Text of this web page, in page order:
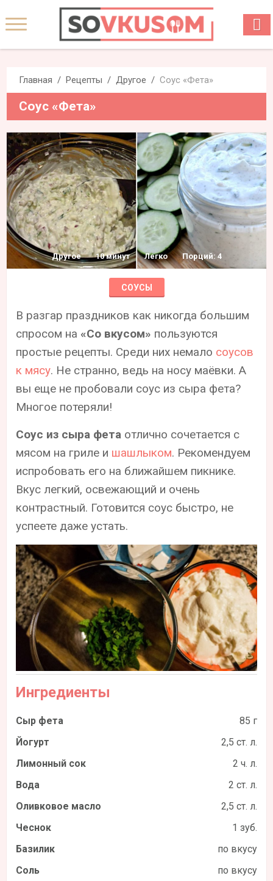
Главная Рецепты Другое Соус «Фета»
Соус «Фета»
Другое 10 минут Легко Порций: 4
СОУСЫ
В разгар праздников как никогда большим
спросом на «Со вкусом» пользуются
простые рецепты. Среди них немало соусов
к мясу. Не странно, ведь на носу маёвки. А
вы еще не пробовали соус из сыра фета?
Многое потеряли!
Соус из сыра фета отлично сочетается с
мясом на гриле и шашлыком. Рекомендуем
испробовать его на ближайшем пикнике.
Вкус легкий, освежающий и очень
контрастный. Готовится соус быстро, не
успеете даже устать.
Ингредиенты
Сыр фета
85 г
Йогурт
2,5 ст. л.
Лимонный сок
2 ч. л.
Вода
2 ст. л.
Оливковое масло
2,5 ст. л.
Чеснок
1 зуб.
Базилик
по вкусу
Соль
по вкусу